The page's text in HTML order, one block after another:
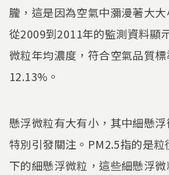
朧，這是因為空氣中瀰漫著大大
從2009到2011年的監測資料顯
微粒年均濃度，符合空氣品質
12.13%。
懸浮微粒有大有小，其中細懸
特別引發關注。PM2.5指的是
下的細懸浮微粒，這些細懸浮